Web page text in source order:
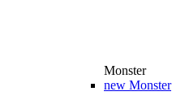
Monster
new Monster